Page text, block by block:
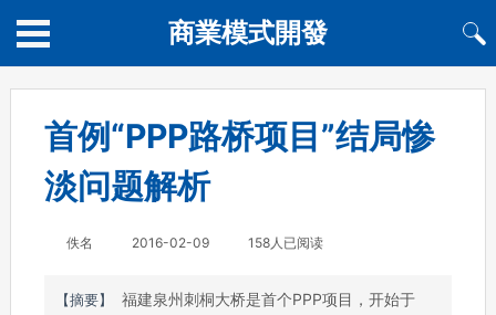
商業模式開發
首例“PPP路桥项目”结局惨
淡问题解析
佚名 2016-02-09 158人已阅读
【摘要】
福建泉州刺桐大桥是首个PPP项目，开始于